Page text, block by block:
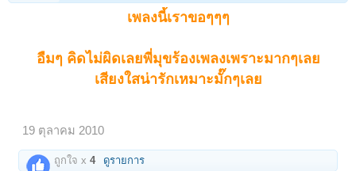
เพลงนี้เราขอๆๆๆ
อืมๆ คิดไม่ผิดเลยพี่มุขร้องเพลงเพราะมากๆเลย
เสียงใสน่ารักเหมาะมั๊กๆเลย
19 ตุลาคม 2010
ถูกใจ x4 ดูรายการ